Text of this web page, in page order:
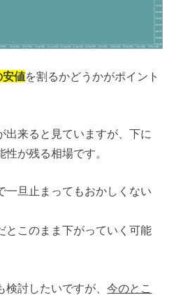
安値を割るかどうかがポイント
出来ると見ていますが、下に
が残る相場です。
一旦止まってもおかしくない
とこのまま下がっていく可能
検討したいですが、今のとこ